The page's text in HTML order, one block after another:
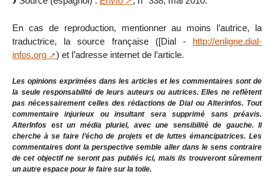
En cas de reproduction, mentionner au moins l’autrice, la
traductrice, la source française ([Dial - http://enligne.dial-
infos.org
) et l’adresse internet de l’article.
Les opinions exprimées dans les articles et les commentaires sont de
la seule responsabilité de leurs auteurs ou autrices. Elles ne reflètent
pas nécessairement celles des rédactions de Dial ou Alterinfos. Tout
commentaire injurieux ou insultant sera supprimé sans préavis.
AlterInfos est un média pluriel, avec une sensibilité de gauche. Il
cherche à se faire l’écho de projets et de luttes émancipatrices. Les
commentaires dont la perspective semble aller dans le sens contraire
de cet objectif ne seront pas publiés ici, mais ils trouveront sûrement
un autre espace pour le faire sur la toile.